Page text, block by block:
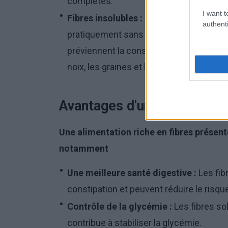
I want
Fibres insolubles :
se
pratiquement sans modification. Elles
préviennent la constipation. On les
noix, les graines et les légumes.
Avantages d'une
Une alimentation riche en fibres
notamment
Une meilleure santé digestive : Les
constipation et peuvent réduire le
Contrôle de la glycémie : Les fibres
contribue à stabiliser la glycémie.